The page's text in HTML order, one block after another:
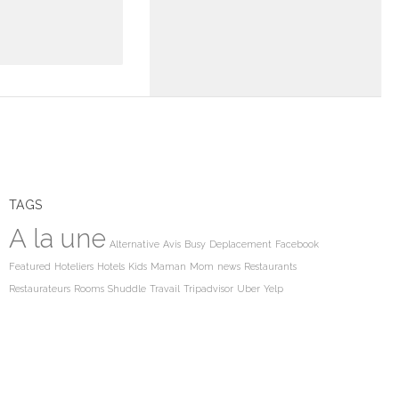
TAGS
A la une Alternative Avis Busy Deplacement Facebook
Featured Hoteliers Hotels Kids Maman Mom news Restaurants
Restaurateurs Rooms Shuddle Travail Tripadvisor Uber Yelp